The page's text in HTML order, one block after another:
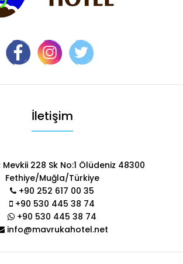
İletişim
Mevkii 228 Sk No:1 Ölüdeniz 48300
Fethiye/Muğla/Türkiye
+90 252 617 00 35
+90 530 445 38 74
+90 530 445 38 74
info@mavrukahotel.net